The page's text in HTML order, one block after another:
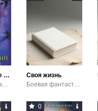
Прикосновение теней
Любовные романы / Любовная фантастика
Своя жизнь
Боевая фантастика
0